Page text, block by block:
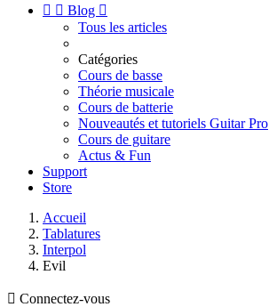
  Blog 
Tous les articles
Catégories
Cours de basse
Théorie musicale
Cours de batterie
Nouveautés et tutoriels Guitar Pro
Cours de guitare
Actus & Fun
Support
Store
Accueil
Tablatures
Interpol
Evil
 Connectez-vous